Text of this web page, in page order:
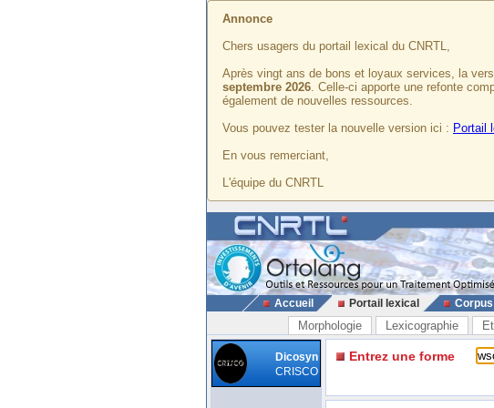
Annonce
Chers usagers du portail lexical du CNRTL,
Après vingt ans de bons et loyaux services, la
septembre 2026. Celle-ci apporte une refonte
également de nouvelles ressources.
Vous pouvez tester la nouvelle version ici : Portail
En vous remerciant,
L'équipe du CNRTL
Accueil Portail lexical Corpus
Morphologie Lexicographie
Dicosyn
CRISCO
Entrez une forme